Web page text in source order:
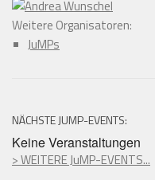
Weitere Organisatoren:
JuMPs
NÄCHSTE JUMP-EVENTS:
Keine Veranstaltungen
> WEITERE JuMP-EVENTS...